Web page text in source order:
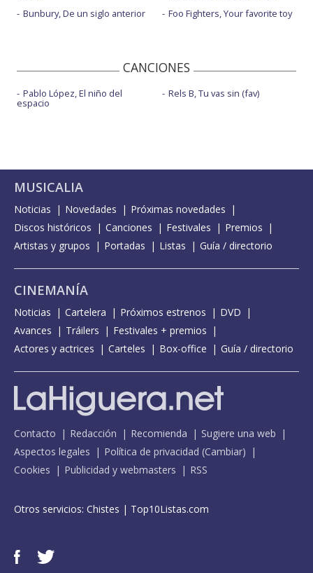
Bunbury, De un siglo anterior
Foo Fighters, Your favorite toy
CANCIONES
Pablo López, El niño del
espacio
Rels B, Tu vas sin (fav)
MUSICALIA
Noticias Novedades
Próximas novedades
Discos históricos
Canciones Festivales
Premios
Artistas y grupos
Portadas Listas Guía / directorio
CINEMANÍA
Noticias Cartelera Próximos estrenos
DVD
Avances
Tráilers
Festivales + premios
Actores y actrices
Carteles Box-office Guía / directorio
Contacto Redacción Recomienda
Sugiere una web
Aspectos legales
Política de privacidad (Cambiar)
Cookies
Publicidad y webmasters RSS
Otros servicios: Chistes | Top10Listas.com